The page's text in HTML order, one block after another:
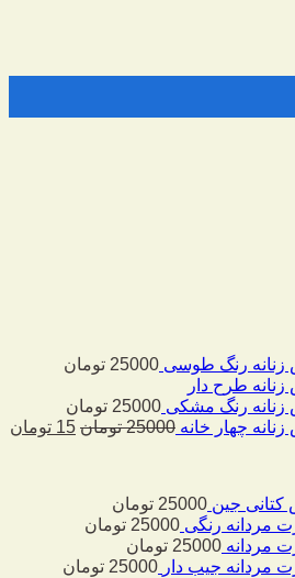
زنانه رنگ طوسی 25000 تومان
زنانه طرح دار
زنانه رنگ مشکی 25000 تومان
زنانه چهار خانه 25000 تومان 15 تومان
جین 25000 تومان
مردانه رنگی 25000 تومان
مردانه 25000 تومان
مردانه جیب دار 25000 تومان